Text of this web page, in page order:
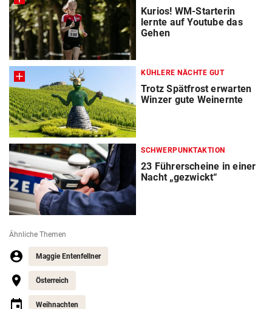
Kurios! WM-Starterin
lernte auf Youtube das
Gehen
KÜHLERE NÄCHTE GUT
Trotz Spätfrost erwarten
Winzer gute Weinernte
SCHWERPUNKTAKTION
23 Führerscheine in einer
Nacht „gezwickt“
Ähnliche Themen
Maggie Entenfellner
Österreich
Weihnachten